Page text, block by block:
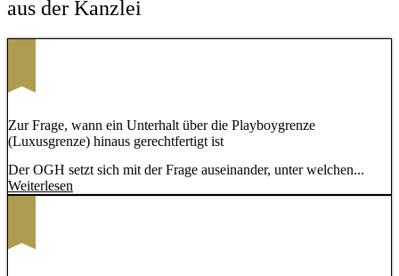
aus der Kanzlei
Zur Frage, wann ein Unterhalt über die Playboygrenze
(Luxusgrenze) hinaus gerechtfertigt ist
Der OGH setzt sich mit der Frage auseinander, unter welchen...
Weiterlesen